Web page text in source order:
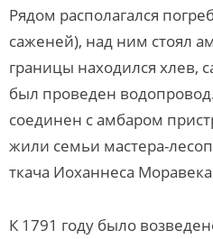
Рядом располагался
саженей), над ним стоял
границы находился хлев,
был проведен
соединен с амбаром
жили семьи мастера-
ткача Иоханнеса
К 1791 году было